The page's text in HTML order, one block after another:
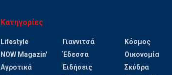
Κατηγορίες
Lifestyle
NOW Magazin'
Αγροτικά
Γιαννιτσά
Έδεσσα
Ειδήσεις
Κόσμος
Οικονομία
Σκύδρα